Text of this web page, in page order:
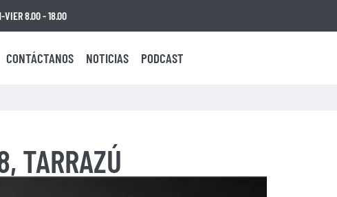
VIER 8.00 - 18.00
CONTÁCTANOS NOTICIAS PODCAST
TARRAZÚ